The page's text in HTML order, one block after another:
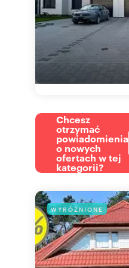
Chcesz
otrzymać
powiadomienia
o nowych
ofertach w tej
kategorii?
WYRÓŻNIONE